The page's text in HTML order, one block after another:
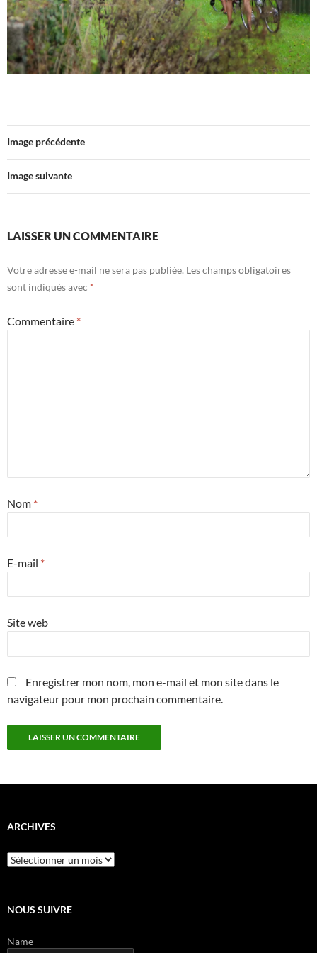
Image précédente
Image suivante
LAISSER UN COMMENTAIRE
Votre adresse e-mail ne sera pas publiée. Les champs obligatoires
sont indiqués avec *
Commentaire *
Nom *
E-mail *
Site web
Enregistrer mon nom, mon e-mail et mon site dans le
navigateur pour mon prochain commentaire.
ARCHIVES
Archives
NOUS SUIVRE
Name